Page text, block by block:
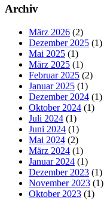
Archiv
März 2026 (2)
Dezember 2025 (1)
Mai 2025 (1)
März 2025 (1)
Februar 2025 (2)
Januar 2025 (1)
Dezember 2024 (1)
Oktober 2024 (1)
Juli 2024 (1)
Juni 2024 (1)
Mai 2024 (2)
März 2024 (1)
Januar 2024 (1)
Dezember 2023 (1)
November 2023 (1)
Oktober 2023 (1)